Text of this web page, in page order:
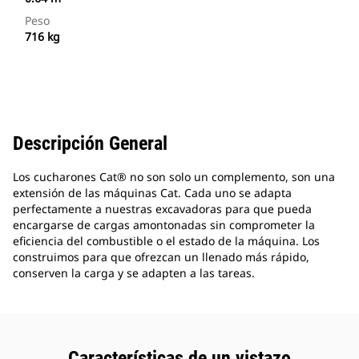
Peso
716 kg
Descripción General
Los cucharones Cat® no son solo un complemento, son una
extensión de las máquinas Cat. Cada uno se adapta
perfectamente a nuestras excavadoras para que pueda
encargarse de cargas amontonadas sin comprometer la
eficiencia del combustible o el estado de la máquina. Los
construimos para que ofrezcan un llenado más rápido,
conserven la carga y se adapten a las tareas.